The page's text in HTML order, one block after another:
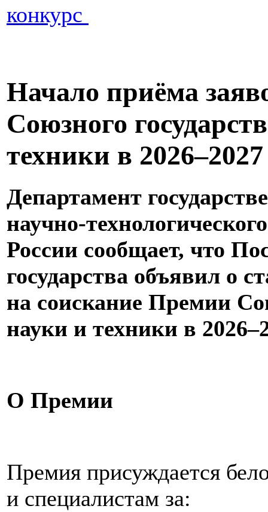
конкурс
Начало приёма
Союзного
техники в
Департамент
научно-
России сообщает, что
государства объявил о
на соискание Премии
науки и техники в
О Премии
Премия присуждается
и специалистам за: